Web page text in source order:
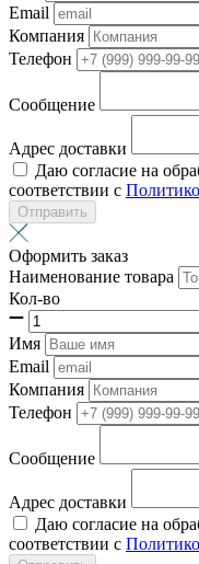
Email
Компания
Телефон
Сообщение
Адрес доставки
Даю согласие на
соответствии с
Отправить
Оформить заказ
Наименование товара
Кол-во
Имя
Email
Компания
Телефон
Сообщение
Адрес доставки
Даю согласие на
соответствии с